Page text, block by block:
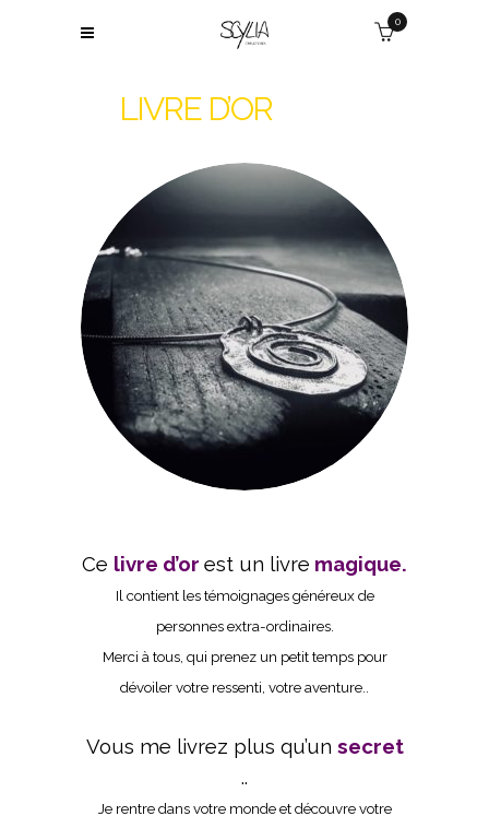
0
LIVRE D’OR
Ce livre d’or est un livre magique.
Il contient les témoignages généreux de
personnes extra-ordinaires.
Merci à tous, qui prenez un petit temps pour
dévoiler votre ressenti, votre aventure..
Vous me livrez plus qu’un secret
..
Je rentre dans votre monde et découvre votre